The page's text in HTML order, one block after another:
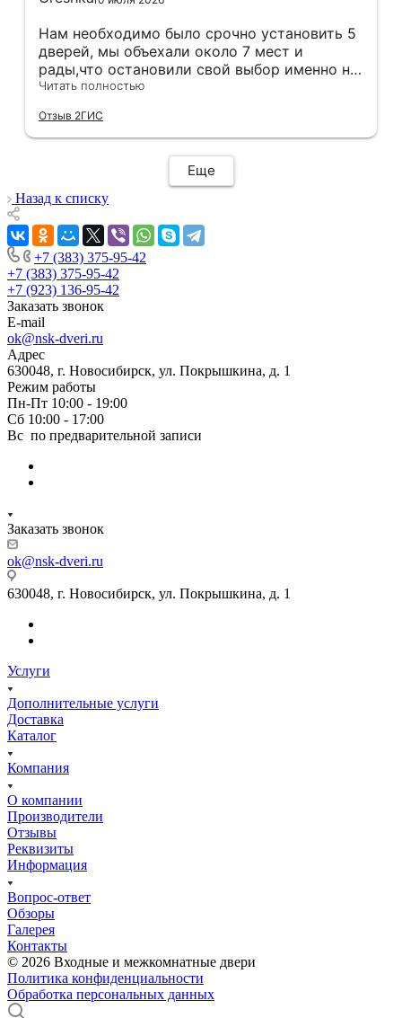
Нам необходимо было срочно установить 5
дверей, мы объехали около 7 мест и
рады,что остановили свой выбор именно на
этой компании.Здесь оказались нужные нам
других местах ожидание было от 3 недель).
Хочется отметить скорость и
добросовестность данной компании.Через
час после покупки дверей у нас уже был
замерщик на кв,на следующий день
установили! Установщики сделали свою
работу очень аккуратно, после себя убрали
абсолютно всю строительную пыль и
оставили идеальный порядок.Спасибо вам!
Читать полностью
Отзыв 2ГИС
Еще
Назад к списку
+7 (383) 375-95-42
+7 (383) 375-95-42
+7 (923) 136-95-42
Заказать звонок
E-mail
ok@nsk-dveri.ru
Адрес
630048, г. Новосибирск, ул. Покрышкина, д. 1
Режим работы
Пн-Пт 10:00 - 19:00
Сб 10:00 - 17:00
Вс по предварительной записи
Заказать звонок
ok@nsk-dveri.ru
630048, г. Новосибирск, ул. Покрышкина, д. 1
Услуги
Дополнительные услуги
Доставка
Каталог
Компания
О компании
Производители
Отзывы
Реквизиты
Информация
Вопрос-ответ
Обзоры
Галерея
Контакты
© 2026 Входные и межкомнатные двери
Политика конфиденциальности
Обработка персональных данных